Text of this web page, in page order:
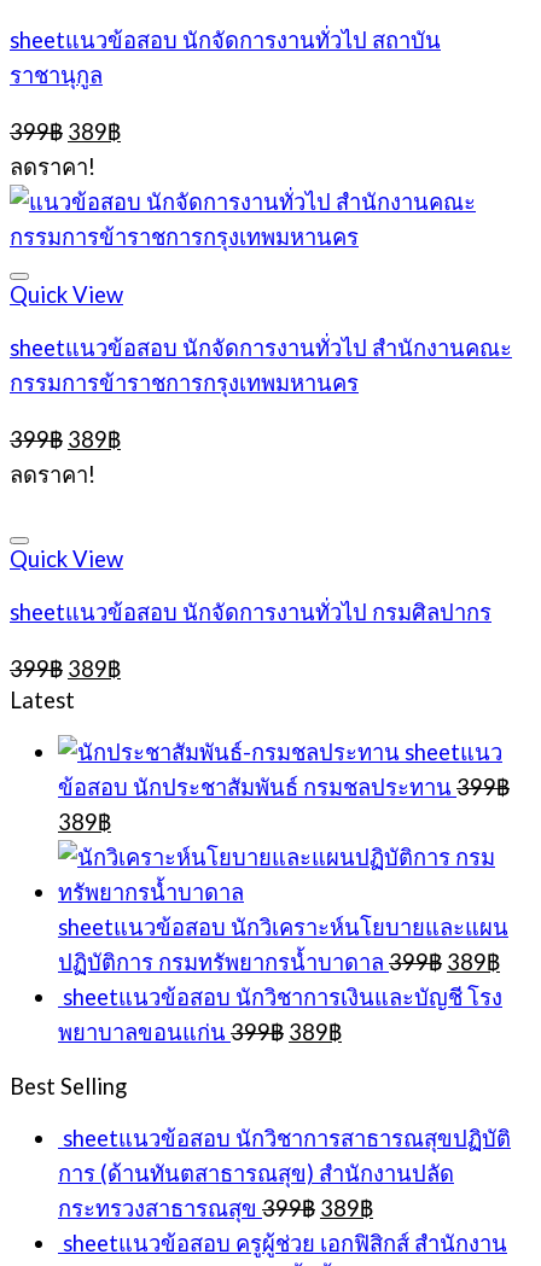
sheetแนวข้อสอบ นักจัดการงานทั่วไป สถาบัน
ราชานุกูล
399฿ Original
price
was:
399฿.
389฿Current
389฿.
ลดราคา!
Quick View
sheetแนวข้อสอบ นักจัดการงานทั่วไป สำนักงานคณะ
กรรมการข้าราชการกรุงเทพมหานคร
399฿ Original
price
was:
389฿Current
ลดราคา!
Quick View
sheetแนวข้อสอบ นักจัดการงานทั่วไป กรมศิลปากร
399฿ Original
price
was:
399฿.
389฿Current
389฿.
Latest
sheetแนว
ข้อสอบ นักประชาสัมพันธ์ กรมชลประทาน 399฿
Original
price
was:
399฿.
389฿Current
price
is:
389฿.
sheetแนวข้อสอบ นักวิเคราะห์นโยบายและแผน
ปฏิบัติการ กรมทรัพยากรน้ำบาดาล 399฿ Original
price
was:
389฿
is:
sheetแนวข้อสอบ นักวิชาการเงินและบัญชี โรง
พยาบาลขอนแก่น 399฿ Original
389฿Current
Best Selling
sheetแนวข้อสอบ นักวิชาการสาธารณสุขปฏิบัติ
การ (ด้านทันตสาธารณสุข) สำนักงานปลัด
กระทรวงสาธารณสุข 399฿ Original
price
was:
389฿Current
price
is:
sheetแนวข้อสอบ ครูผู้ช่วย เอกฟิสิกส์ สำนักงาน